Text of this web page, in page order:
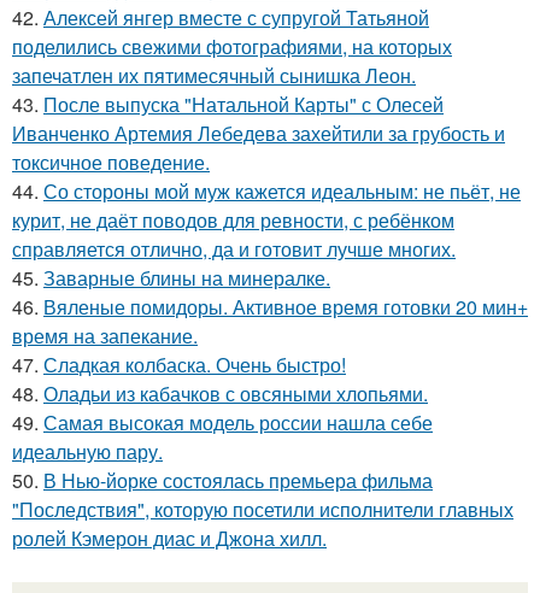
42. Алексей янгер вместе с супругой Татьяной
поделились свежими фотографиями, на которых
запечатлен их пятимесячный сынишка Леон.
43. После выпуска "Натальной Карты" с Олесей
Иванченко Артемия Лебедева захейтили за грубость и
токсичное поведение.
44. Со стороны мой муж кажется идеальным: не пьёт, не
курит, не даёт поводов для ревности, с ребёнком
справляется отлично, да и готовит лучше многих.
45. Заварные блины на минералке.
46. Вяленые помидоры. Активное время готовки 20 мин+
время на запекание.
47. Сладкая колбаска. Очень быстро!
48. Оладьи из кабачков с овсяными хлопьями.
49. Самая высокая модель россии нашла себе
идеальную пару.
50. В Нью-йорке состоялась премьера фильма
"Последствия", которую посетили исполнители главных
ролей Кэмерон диас и Джона хилл.